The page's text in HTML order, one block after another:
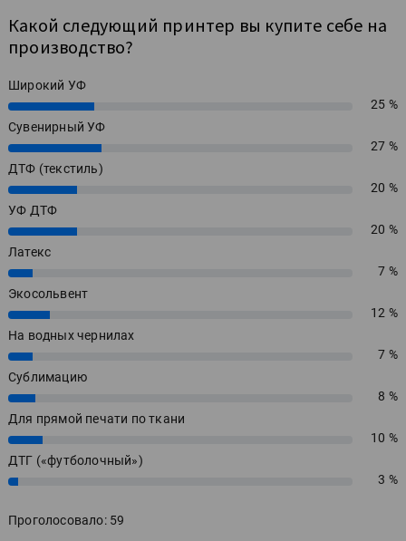
Какой следующий принтер вы купите себе на
производство?
Широкий УФ
25%
25 %
Сувенирный УФ
27%
27 %
ДТФ (текстиль)
20%
20 %
УФ ДТФ
20%
20 %
Латекс
7%
7 %
Экосольвент
12%
12 %
На водных чернилах
7%
7 %
Сублимацию
8%
8 %
Для прямой печати по ткани
10%
10 %
ДТГ («футболочный»)
3% 3 %
Проголосовало: 59